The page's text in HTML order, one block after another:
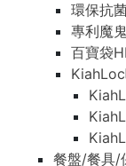
環保抗
專利魔
百寶袋
餐盤/餐具/